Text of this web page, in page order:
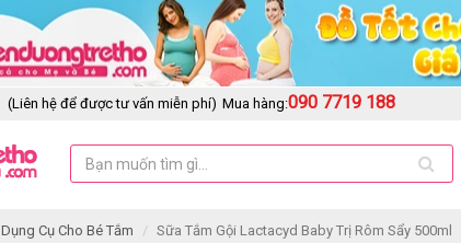
(Liên hệ để được tư vấn miễn phí) Mua hàng:090 7719 188
Dụng Cụ Cho Bé Tắm Sữa Tắm Gội Lactacyd Baby Trị Rôm Sẩy 500ml